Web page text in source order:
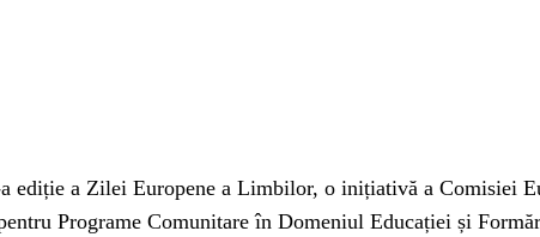
ediție a Zilei Europene a Limbilor, o inițiativă a Comisiei
Programe Comunitare în Domeniul Educației și